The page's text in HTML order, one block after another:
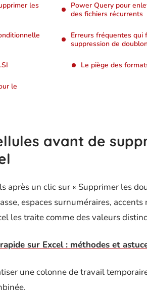
les
le
Power Query pour
des fichiers récurrents
Erreurs fréquentes qui
suppression de
Le piège des
avant de
après un clic sur « Supprimer les
espaces surnuméraires, accents
les traite comme des valeurs
sur Excel : méthodes et
une colonne de travail